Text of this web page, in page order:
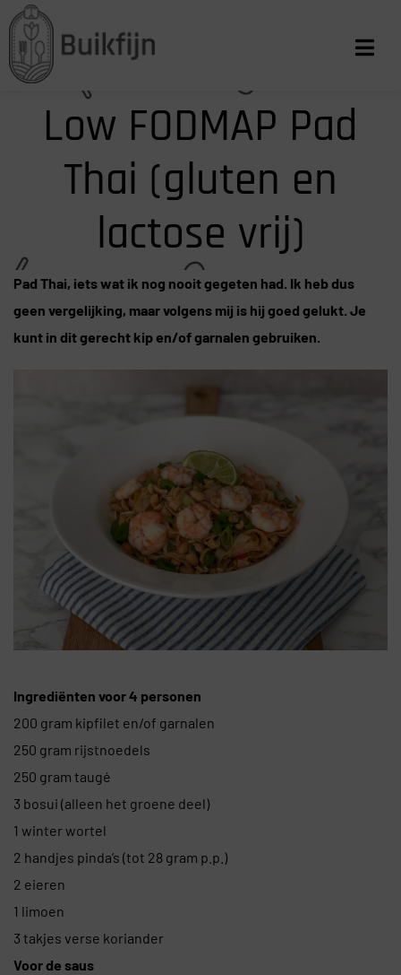
Low FODMAP Pad
Thai (gluten en
lactose vrij)
Pad Thai, iets wat ik nog nooit gegeten had. Ik heb dus
geen vergelijking, maar volgens mij is hij goed gelukt. Je
kunt in dit gerecht kip en/of garnalen gebruiken.
Ingrediënten voor 4 personen
200 gram kipfilet en/of garnalen
250 gram rijstnoedels
250 gram taugé
3 bosui (alleen het groene deel)
1 winter wortel
2 handjes pinda’s (tot 28 gram p.p.)
2 eieren
1 limoen
3 takjes verse koriander
Voor de saus